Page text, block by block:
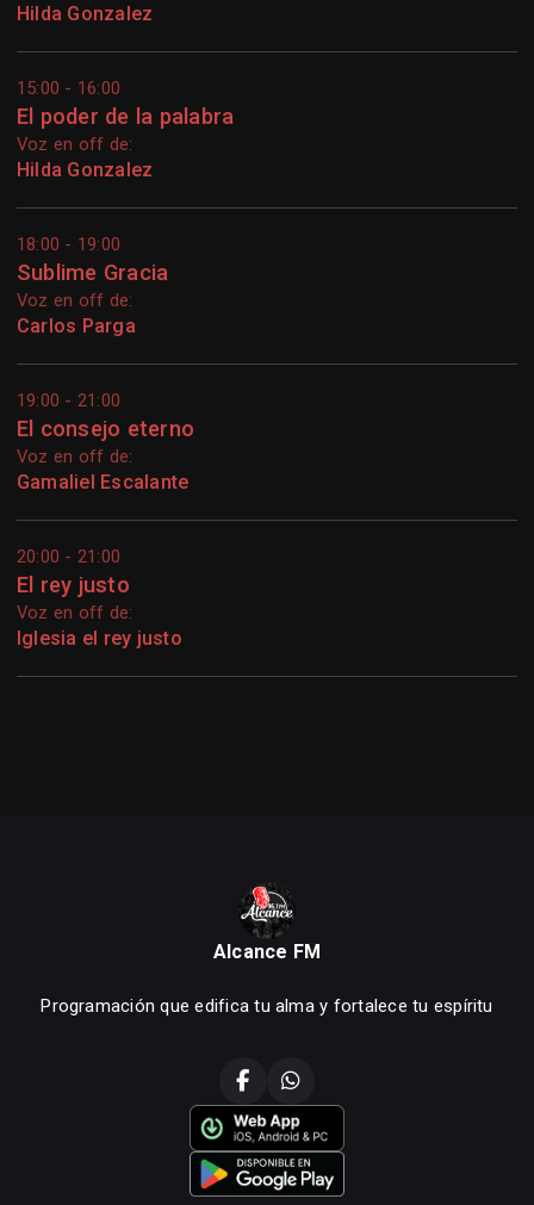
Hilda Gonzalez
15:00 - 16:00
El poder de la palabra
Voz en off de:
Hilda Gonzalez
18:00 - 19:00
Sublime Gracia
Voz en off de:
Carlos Parga
19:00 - 21:00
El consejo eterno
Voz en off de:
Gamaliel Escalante
20:00 - 21:00
El rey justo
Voz en off de:
Iglesia el rey justo
Alcance FM
Programación que edifica tu alma y fortalece tu espíritu